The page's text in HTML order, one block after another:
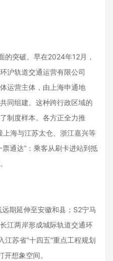
突破。早在2024年12月，
沪轨道交通运营有限公司
运营主体，由上海申通地
同组建。这种跨行政区域的
制度样本。各方正全力推
海与江苏太仓、浙江嘉兴等
通达”：乘客从刷卡进站到抵
期延伸至安徽和县；S2宁马
江两岸形成城际轨道交通环
江苏省“十四五”重点工程规划
想象空间。